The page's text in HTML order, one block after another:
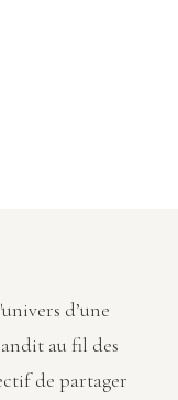
d’une
au fil des
de partager